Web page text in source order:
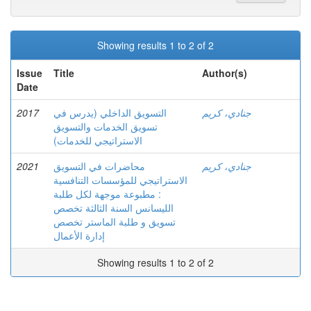
Showing results 1 to 2 of 2
Issue
Date
Title Author(s)
2017
التسويق الداخلي (يدرس في
تسويق الخدمات والتسويق
الاستراتيجي للخدمات)
جنادي، كريم
2021
محاضرات في التسويق
الاستراتيجي للمؤسسات التنافسية
: مطبوعة موجهة لكل طلبة
الليسانس السنة الثالثة تخصص
تسويق و طلبة الماستر تخصص
إدارة الأعمال
جنادي، كريم
Showing results 1 to 2 of 2